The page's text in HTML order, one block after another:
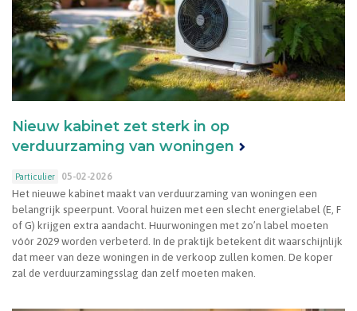
Nieuw kabinet zet sterk in op
verduurzaming van woningen
Particulier 05-02-2026
Het nieuwe kabinet maakt van verduurzaming van woningen een
belangrijk speerpunt. Vooral huizen met een slecht energielabel (E, F
of G) krijgen extra aandacht. Huurwoningen met zo’n label moeten
vóór 2029 worden verbeterd. In de praktijk betekent dit waarschijnlijk
dat meer van deze woningen in de verkoop zullen komen. De koper
zal de verduurzamingsslag dan zelf moeten maken.